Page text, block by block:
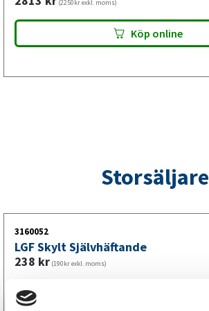
(2250kr exkl. moms)
Köp online
Storsäljare
3160052
LGF Skylt Självhäftande
238 kr (190kr exkl. moms)